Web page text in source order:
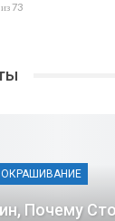
73
ОКРАШИВАНИЕ
Почему